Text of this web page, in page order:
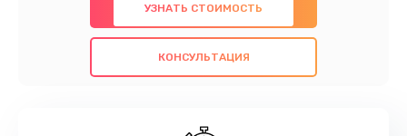
использованием оригинальных компонентов, а
также гарантируем качество всех
проведенных работ. Наша цель - предоставить
наилучшим образом. Не медлите записаться на
УЗНАТЬ СТОИМОСТЬ
КОНСУЛЬТАЦИЯ